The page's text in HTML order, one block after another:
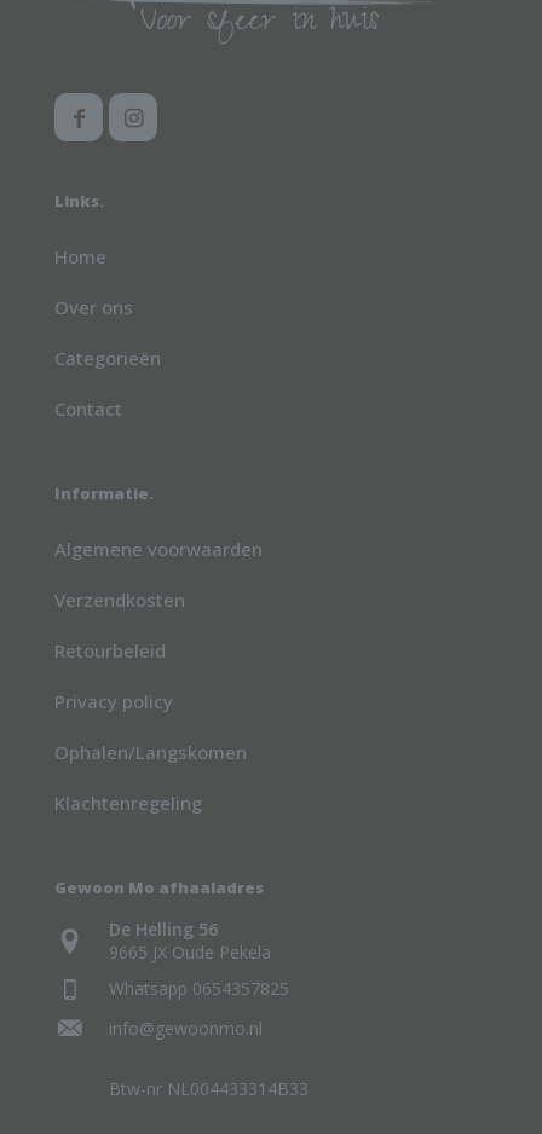
Links.
Home
Over ons
Categorieën
Contact
Informatie.
Algemene voorwaarden
Verzendkosten
Retourbeleid
Privacy policy
Ophalen/Langskomen
Klachtenregeling
Gewoon Mo afhaaladres
De Helling 56
9665 JX Oude Pekela
Whatsapp 0654357825
info@gewoonmo.nl
Btw-nr NL004433314B33